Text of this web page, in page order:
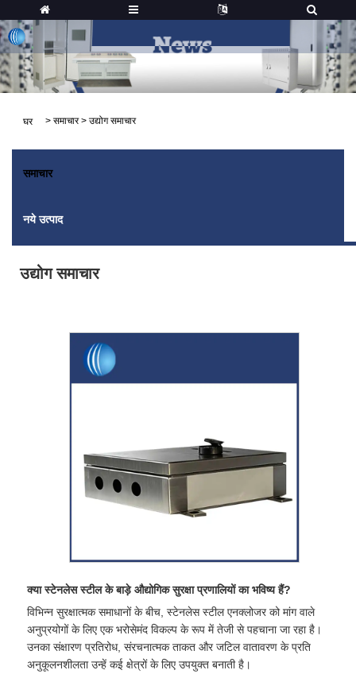
घर > समाचार > उद्योग समाचार
समाचार
नये उत्पाद
उद्योग समाचार
क्या स्टेनलेस स्टील के बाड़े औद्योगिक सुरक्षा प्रणालियों का भविष्य हैं?
विभिन्न सुरक्षात्मक समाधानों के बीच, स्टेनलेस स्टील एनक्लोजर को मांग वाले
अनुप्रयोगों के लिए एक भरोसेमंद विकल्प के रूप में तेजी से पहचाना जा रहा है।
उनका संक्षारण प्रतिरोध, संरचनात्मक ताकत और जटिल वातावरण के प्रति
अनुकूलनशीलता उन्हें कई क्षेत्रों के लिए उपयुक्त बनाती है।